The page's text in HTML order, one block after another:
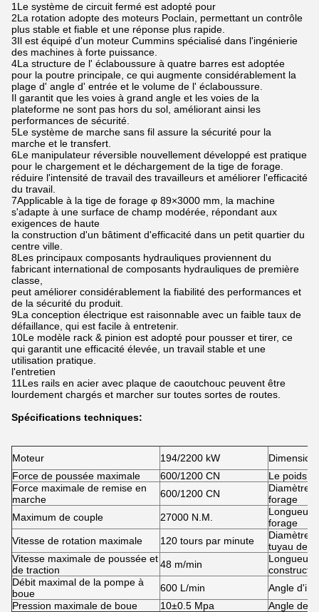
1Le système de circuit fermé est adopté pour
2La rotation adopte des moteurs Poclain, permettant un contrôle
plus stable et fiable et une réponse plus rapide.
3Il est équipé d'un moteur Cummins spécialisé dans l'ingénierie
des machines à forte puissance.
4La structure de l' éclaboussure à quatre barres est adoptée
pour la poutre principale, ce qui augmente considérablement la
plage d' angle d' entrée et le volume de l' éclaboussure.
Il garantit que les voies à grand angle et les voies de la
plateforme ne sont pas hors du sol, améliorant ainsi les
performances de sécurité.
5Le système de marche sans fil assure la sécurité pour la
marche et le transfert.
6Le manipulateur réversible nouvellement développé est pratique
pour le chargement et le déchargement de la tige de forage.
réduire l'intensité de travail des travailleurs et améliorer l'efficacité
du travail.
7Applicable à la tige de forage φ 89×3000 mm, la machine
s'adapte à une surface de champ modérée, répondant aux
exigences de haute
la construction d'un bâtiment d'efficacité dans un petit quartier du
centre ville.
8Les principaux composants hydrauliques proviennent du
fabricant international de composants hydrauliques de première
classe,
peut améliorer considérablement la fiabilité des performances et
de la sécurité du produit.
9La conception électrique est raisonnable avec un faible taux de
défaillance, qui est facile à entretenir.
10Le modèle rack & pinion est adopté pour pousser et tirer, ce
qui garantit une efficacité élevée, un travail stable et une
utilisation pratique.
l'entretien
11Les rails en acier avec plaque de caoutchouc peuvent être
lourdement chargés et marcher sur toutes sortes de routes.
Spécifications techniques:
Moteur 194/2200 kW
Dimension
Force de poussée maximale
600/1200 CN
Le poids
Force maximale de remise en
marche
600/1200 CN
Diamètre
forage
Maximum de couple
27000 N.M.
Longueur
forage
Vitesse de rotation maximale
120 tours par minute
Diamètre
tuyau de
Vitesse maximale de poussée et
de traction
48 m/min
Longueur
Débit maximal de la pompe à
boue
600 L/min
Angle
Pression maximale de boue
10±0.5 Mpa Angle de